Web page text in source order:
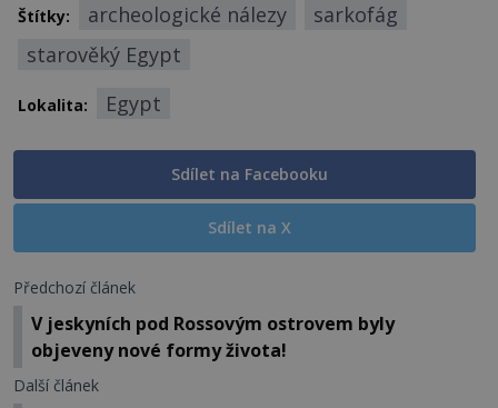
Štítky: archeologické nálezy
sarkofág
starověký Egypt
Lokalita: Egypt
Sdílet na Facebooku
Sdílet na X
Předchozí článek
V jeskyních pod Rossovým ostrovem byly
objeveny nové formy života!
Další článek